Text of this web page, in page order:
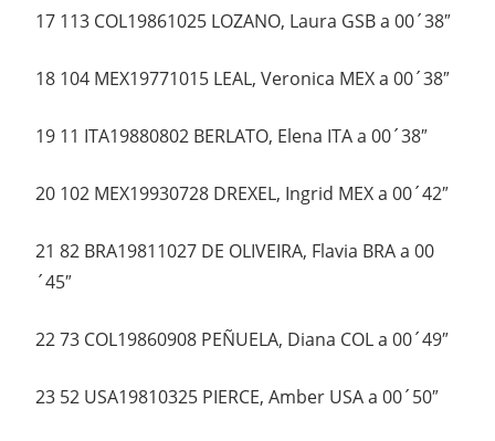
17 113 COL19861025 LOZANO, Laura GSB a 00´38″
18 104 MEX19771015 LEAL, Veronica MEX a 00´38″
19 11 ITA19880802 BERLATO, Elena ITA a 00´38″
20 102 MEX19930728 DREXEL, Ingrid MEX a 00´42″
21 82 BRA19811027 DE OLIVEIRA, Flavia BRA a 00
´45″
22 73 COL19860908 PEÑUELA, Diana COL a 00´49″
23 52 USA19810325 PIERCE, Amber USA a 00´50″